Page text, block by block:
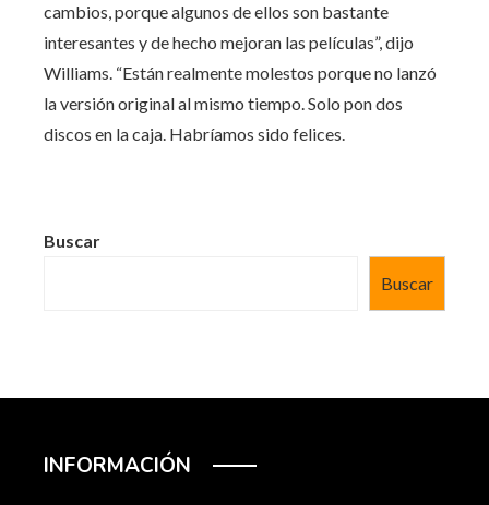
cambios, porque algunos de ellos son bastante
interesantes y de hecho mejoran las películas”, dijo
Williams. “Están realmente molestos porque no lanzó
la versión original al mismo tiempo. Solo pon dos
discos en la caja. Habríamos sido felices.
Buscar
Buscar
INFORMACIÓN